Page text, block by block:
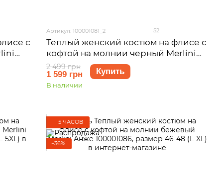
с
Артикул: 100001081_2 52
Теплый женский костюм на флисе с
кофтой на молнии черный Merlini
Анже 100001081, размер 46-48 (L-XL)
2 499 грн
1 599 грн Купить
В наличии
5 ЧАСОВ
−36%